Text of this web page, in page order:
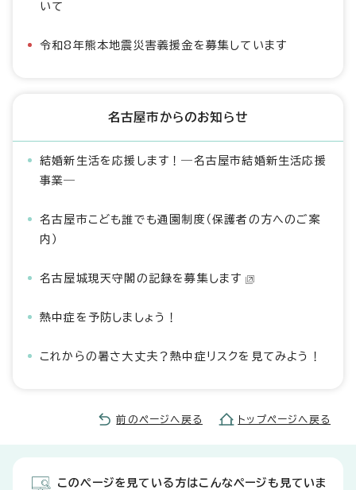
いて
令和8年熊本地震災害義援金を募集しています
名古屋市からのお知らせ
結婚新生活を応援します！―名古屋市結婚新生活応援
事業―
名古屋市こども誰でも通園制度（保護者の方へのご案
内）
名古屋城現天守閣の記録を募集します
熱中症を予防しましょう！
これからの暑さ大丈夫？熱中症リスクを見てみよう！
前のページへ戻る トップページへ戻る
このページを見ている方はこんなページも見ていま